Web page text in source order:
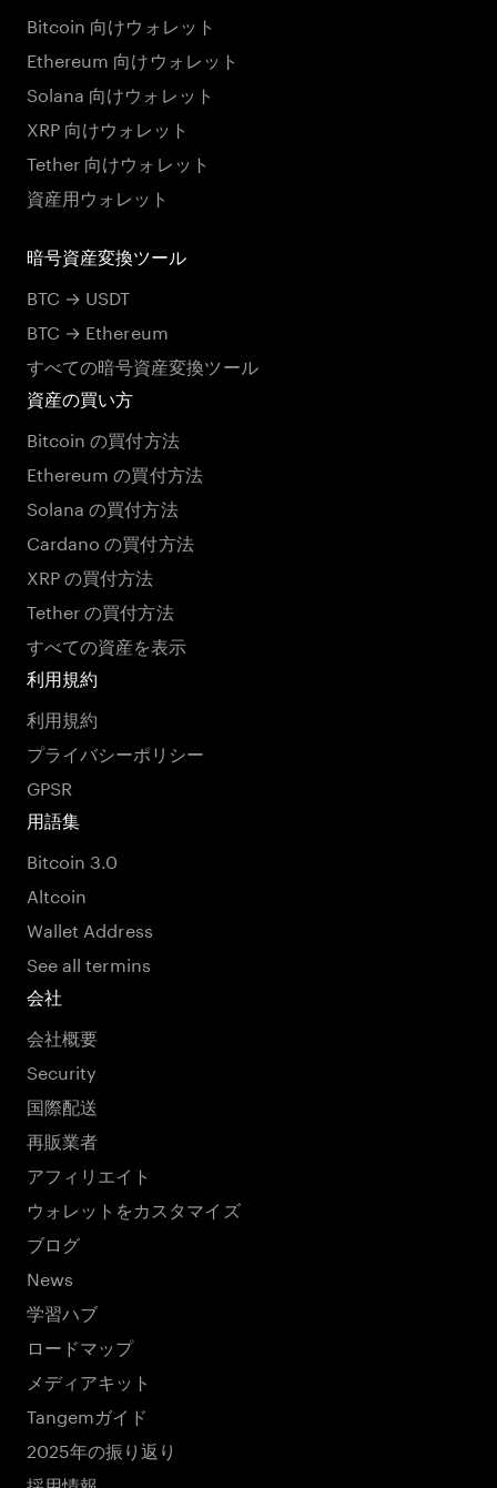
Bitcoin 向けウォレット
Ethereum 向けウォレット
Solana 向けウォレット
XRP 向けウォレット
Tether 向けウォレット
資産用ウォレット
暗号資産変換ツール
BTC → USDT
BTC → Ethereum
すべての暗号資産変換ツール
資産の買い方
Bitcoin の買付方法
Ethereum の買付方法
Solana の買付方法
Cardano の買付方法
XRP の買付方法
Tether の買付方法
すべての資産を表示
利用規約
利用規約
プライバシーポリシー
GPSR
用語集
Bitcoin 3.0
Altcoin
Wallet Address
See all termins
会社
会社概要
Security
国際配送
再販業者
アフィリエイト
ウォレットをカスタマイズ
ブログ
News
学習ハブ
ロードマップ
メディアキット
Tangemガイド
2025年の振り返り